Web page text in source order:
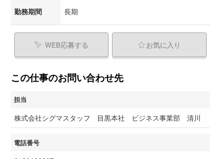
勤務期間 長期
WEB応募する お気に入り
この仕事のお問い合わせ先
担当
株式会社シグマスタッフ 目黒本社 ビジネス事業部 清川
電話番号